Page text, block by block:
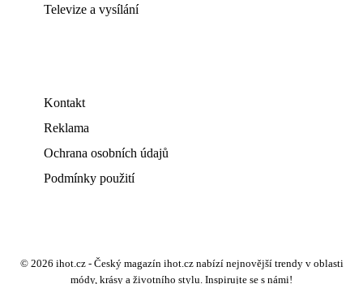
Televize a vysílání
Kontakt
Reklama
Ochrana osobních údajů
Podmínky použití
© 2026 ihot.cz - Český magazín ihot.cz nabízí nejnovější trendy v oblasti
módy, krásy a životního stylu. Inspirujte se s námi!